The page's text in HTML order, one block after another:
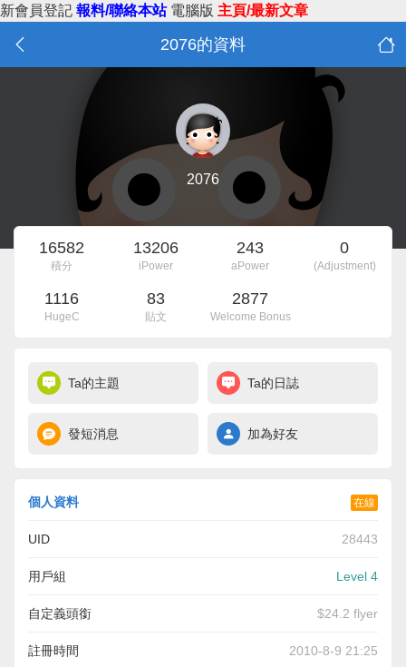
新會員登記 報料/聯絡本站 電腦版 主頁/最新文章
2076的資料
2076
16582
積分
13206
iPower
243
aPower
0
(Adjustment)
1116
HugeC
83
貼文
2877
Welcome Bonus
Ta的主題 Ta的日誌
發短消息 加為好友
個人資料 在線
UID 28443
用戶組 Level 4
自定義頭銜 $24.2 flyer
註冊時間 2010-8-9 21:25